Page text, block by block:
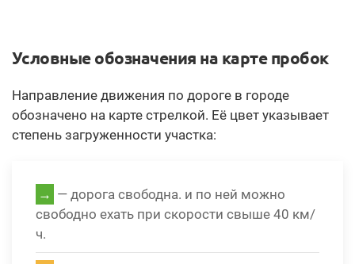
Условные обозначения на карте пробок
Направление движения по дороге в городе
обозначено на карте стрелкой. Её цвет указывает
степень загруженности участка:
→ — дорога свободна. и по ней можно
свободно ехать при скорости свыше 40 км/
ч.